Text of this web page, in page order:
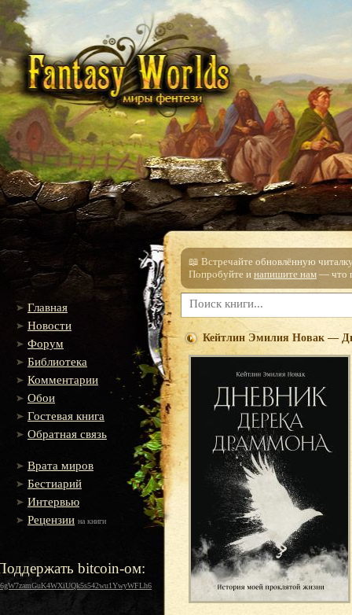
Главная
Новости
Форум
Библиотека
Комментарии
Обои
Гостевая книга
Обратная связь
Врата миров
Бестиарий
Интервью
Рецензии на книги
bitcoin-ом:
📖 Встречайте обновлённую
Попробуйте и напишите нам — что
Кейтлин Эмилия Новак —